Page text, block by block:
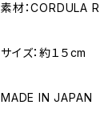
素材：CORDULA
サイズ：約１５cm
MADE IN JAPAN